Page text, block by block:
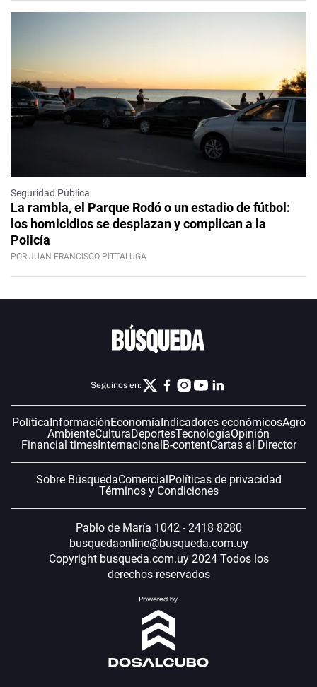
Seguridad Pública
La rambla, el Parque Rodó o un estadio de fútbol:
los homicidios se desplazan y complican a la
Policía
POR JUAN FRANCISCO PITTALUGA
Seguinos en:
Política InformaciónEconomía Indicadores económicosAgro
AmbienteCulturaDeportesTecnologíaOpinión
Financial timesInternacional B-contentCartas al Director
Sobre BúsquedaComercial Políticas de privacidad
Términos y Condiciones
Pablo de María 1042 - 2418 8280
busquedaonline@busqueda.com.uy
Copyright busqueda.com.uy 2024 Todos los
derechos reservados